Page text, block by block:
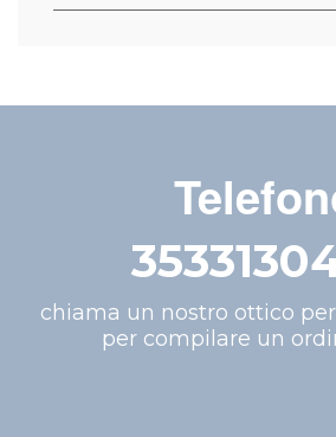
chiama un nostro ottico
per compilare un